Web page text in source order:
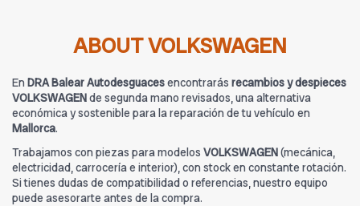
ABOUT VOLKSWAGEN
En DRA Balear Autodesguacesencontrarás recambios y despieces
VOLKSWAGENde segunda mano revisados, una alternativa
económica y sostenible para la reparación de tu vehículo en
Mallorca.
Trabajamos con piezas para modelos VOLKSWAGEN(mecánica,
electricidad, carrocería e interior), con stock en constante rotación.
Si tienes dudas de compatibilidad o referencias, nuestro equipo
puede asesorarte antes de la compra.